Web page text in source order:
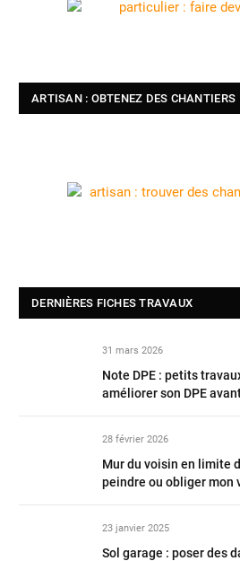
ARTISAN : OBTENEZ DES CHANTIERS
DERNIÈRES FICHES TRAVAUX
31 mars 2026
Note DPE : petits
améliorer son DPE
28 février 2026
Mur du voisin en limite
peindre ou obliger mon
23 janvier 2025
Sol garage : poser des